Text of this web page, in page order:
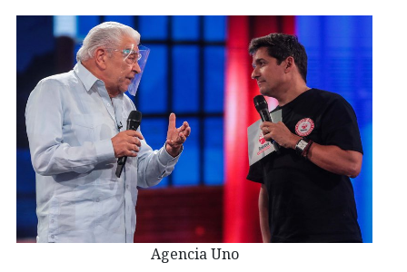
Agencia Uno